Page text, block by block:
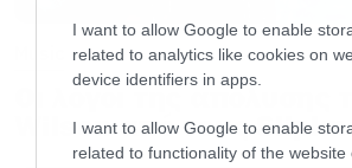
I want to allow Google to enable
related to analytics like cookies on
device identifiers in apps.
I want to allow Google to enable
related to functionality of the website
Οι λόγοι της απόλυσης
Wilson από τους